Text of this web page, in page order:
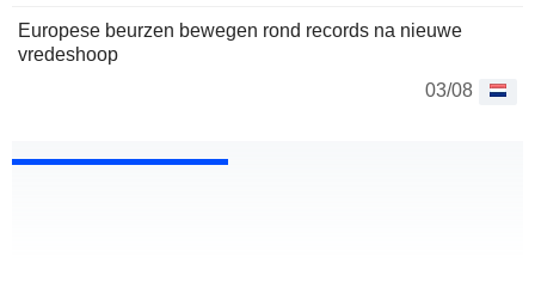
Europese beurzen bewegen rond records na nieuwe
vredeshoop
03/08